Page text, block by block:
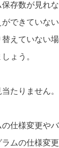
存数が見れ
できていな
えていない
ょう。
たりません。
仕様変更や
ムの仕様変